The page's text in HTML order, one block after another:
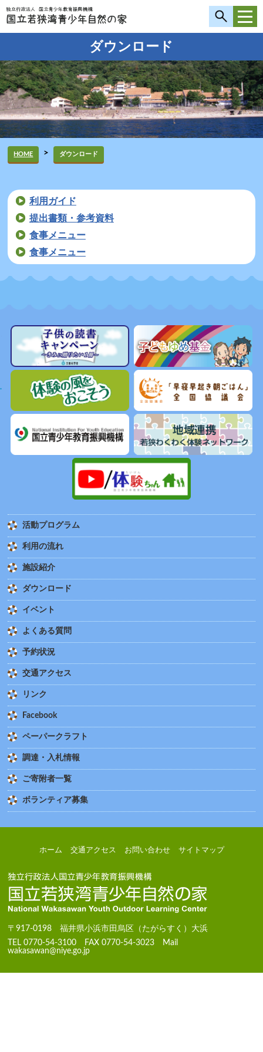
ダウンロード
HOME > ダウンロード
利用ガイド
提出書類・参考資料
食事メニュー
食事メニュー
活動プログラム
利用の流れ
施設紹介
ダウンロード
イベント
よくある質問
予約状況
交通アクセス
リンク
Facebook
ペーパークラフト
調達・入札情報
ご寄附者一覧
ボランティア募集
ホーム 交通アクセス お問い合わせ サイトマップ
〒917-0198 福井県小浜市田烏区（たがらすく）大浜
TEL 0770-54-3100 FAX 0770-54-3023 Mail
wakasawan@niye.go.jp